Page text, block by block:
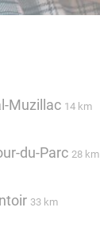
Muzillac 14 km
du-Parc 28 km
33 km